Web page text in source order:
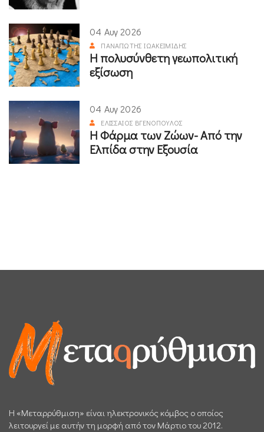
04 Αυγ 2026
ΠΑΝΑΓΙΏΤΗΣ ΙΩΑΚΕΙΜΊΔΗΣ
Η πολυσύνθετη γεωπολιτική
εξίσωση
04 Αυγ 2026
ΕΛΙΣΣΑΊΟΣ ΒΓΕΝΌΠΟΥΛΟΣ
Η Φάρμα των Ζώων- Από την
Ελπίδα στην Εξουσία
H «Μεταρρύθμιση» είναι ηλεκτρονικός κόμβος ο οποίος
λειτουργεί με αυτήν τη μορφή από τον Μάρτιο του 2012.